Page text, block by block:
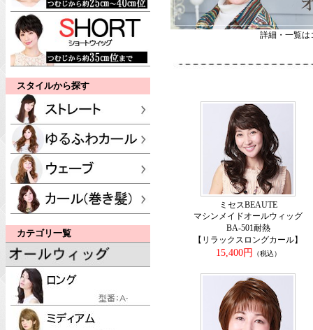
スタイルから探す
カテゴリ一覧
詳細・一覧は
ミセスBEAUTE
マシンメイドオールウィッグ
BA-501耐熱
【リラックスロングカール】
15,400円
（税込）